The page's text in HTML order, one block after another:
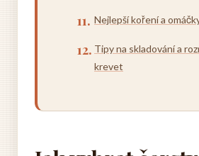
Nejlepší koření a
Tipy na skladování a
krevet